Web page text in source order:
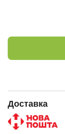
Доставка